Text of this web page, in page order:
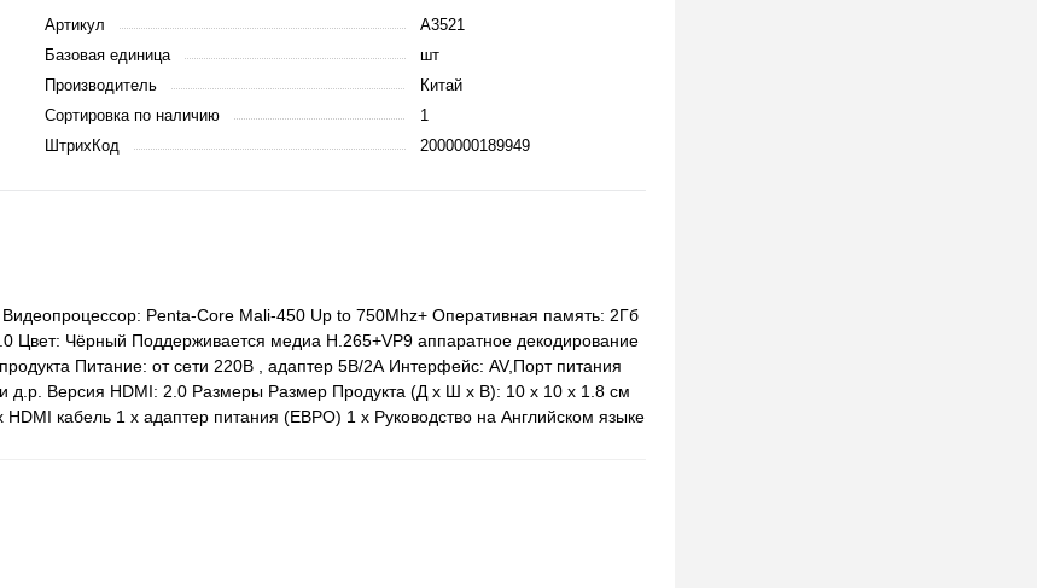
Артикул
A3521
Базовая единица
шт
Производитель
Китай
Сортировка по наличию
1
ШтрихКод
2000000189949
Penta-Core Mali-450 Up to 750Mhz+ Оперативная память: 2Гб
Цвет: Чёрный Поддерживается медиа H.265+VP9 аппаратное декодирование
Питание: от сети 220В , адаптер 5В/2А Интерфейс: AV,Порт питания
д.р. Версия HDMI: 2.0 Размеры Размер Продукта (Д х Ш х В): 10 x 10 x 1.8 см
кабель 1 х адаптер питания (ЕВРО) 1 х Руководство на Английском языке